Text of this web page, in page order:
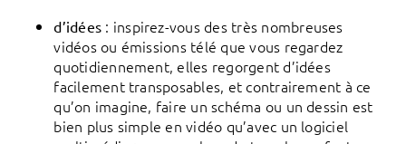
d’idées : inspirez-vous des très nombreuses
vidéos ou émissions télé que vous regardez
quotidiennement, elles regorgent d’idées
facilement transposables, et contrairement à ce
qu’on imagine, faire un schéma ou un dessin est
bien plus simple en vidéo qu’avec un logiciel